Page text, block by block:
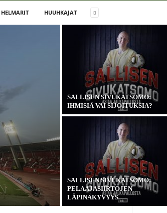
HELMARIT HUUHKAJAT
SALLISEN SIVUKATSOMO:
IHMISIÄ VAI SIJOITUKSIA?
SALLISEN SIVUKATSOMO:
PELAAJASIIRTOJEN
LÄPINÄKYVYYS